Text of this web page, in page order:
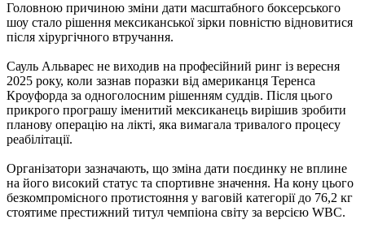
Головною причиною зміни дати масштабного боксерського
шоу стало рішення мексиканської зірки повністю відновитися
після хірургічного втручання.
Сауль Альварес не виходив на професійний ринг із вересня
2025 року, коли зазнав поразки від американця Теренса
Кроуфорда за одноголосним рішенням суддів. Після цього
прикрого програшу іменитий мексиканець вирішив зробити
планову операцію на лікті, яка вимагала тривалого процесу
реабілітації.
Організатори зазначають, що зміна дати поєдинку не вплине
на його високий статус та спортивне значення. На кону цього
безкомпромісного протистояння у ваговій категорії до 76,2 кг
стоятиме престижний титул чемпіона світу за версією WBC.